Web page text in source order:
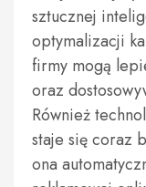
sztucznej
optymalizacji
firmy mogą
oraz
Również
staje się coraz
ona